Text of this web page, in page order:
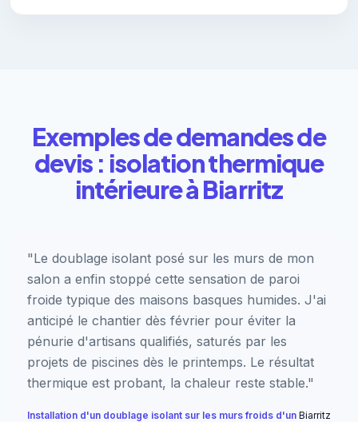
Exemples de demandes de
devis : isolation thermique
intérieure à Biarritz
"Le doublage isolant posé sur les murs de mon
salon a enfin stoppé cette sensation de paroi
froide typique des maisons basques humides. J'ai
anticipé le chantier dès février pour éviter la
pénurie d'artisans qualifiés, saturés par les
projets de piscines dès le printemps. Le résultat
thermique est probant, la chaleur reste stable."
Installation d'un doublage isolant sur les murs froids d'un Biarritz